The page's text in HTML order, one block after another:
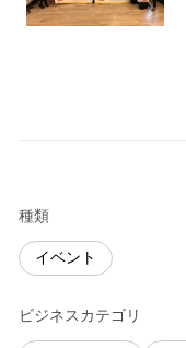
種類
イベント
ビジネスカテゴリ